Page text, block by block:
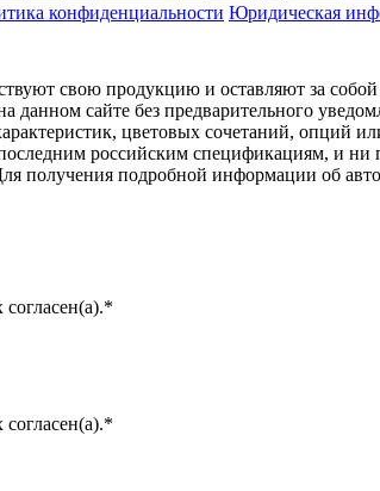
конфиденциальности Юридическая
свою продукцию и оставляют за
данном сайте без предварительного
цветовых сочетаний, опций
российским спецификациям, и
получения подробной информации об